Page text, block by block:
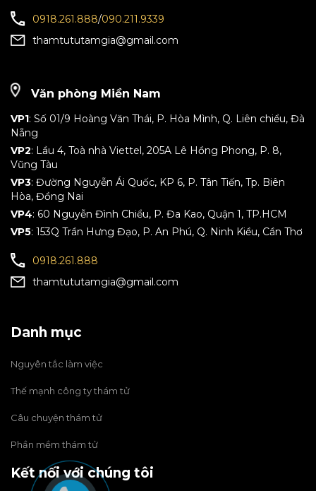
0918.261.888/090.211.9339
thamtututamgia@gmail.com
Văn phòng Miền Nam
VP1: Số 01/9 Hoàng Văn Thái, P. Hòa Mình, Q. Liên chiểu, Đà
Nẵng
VP2: Lầu 4, Toà nhà Viettel, 205A Lê Hồng Phong, P. 8,
Vũng Tàu
VP3: Đường Nguyễn Ái Quốc, KP 6, P. Tân Tiến, Tp. Biên
Hòa, Đồng Nai
VP4: 60 Nguyễn Đình Chiểu, P. Đa Kao, Quận 1, TP.HCM
VP5: 153Q Trần Hưng Đạo, P. An Phú, Q. Ninh Kiều, Cần Thơ
0918.261.888
thamtututamgia@gmail.com
Danh mục
Nguyên tắc làm việc
Thế mạnh công ty thám tử
Câu chuyện thám tử
Phần mềm thám tử
Kết nối với chúng tôi